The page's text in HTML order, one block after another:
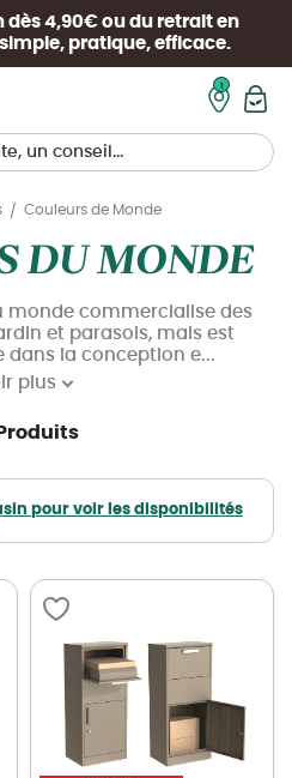
dès 4,90€ ou du retrait en
pratique, efficace.
Couleurs de Monde
DU MONDE
monde commercialise des
et parasols, mais est
dans la conception e...
plus
pour voir les disponibilités